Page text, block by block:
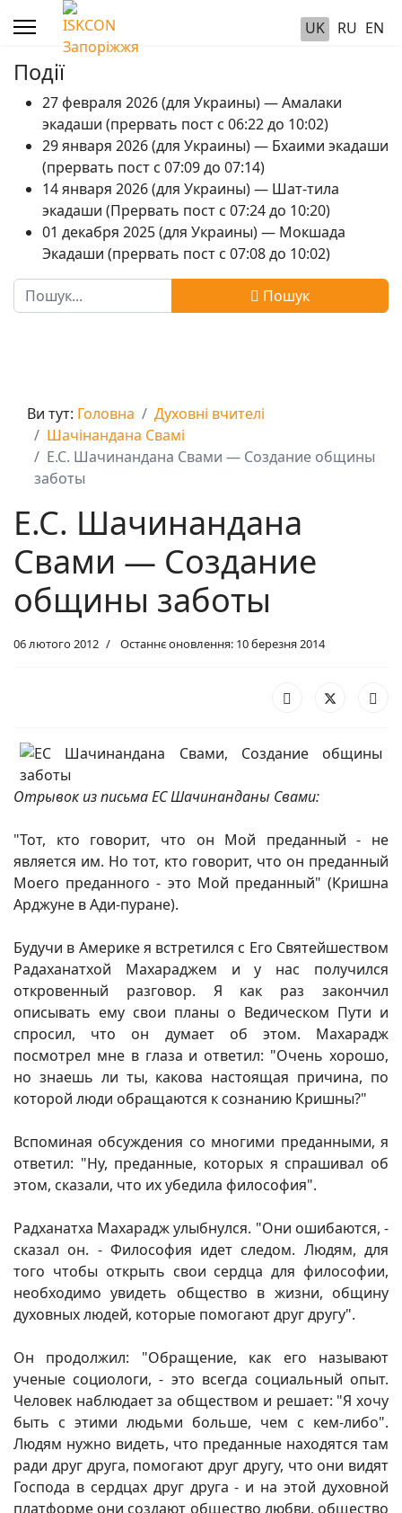
UK RU EN
Події
27 февраля 2026 (для Украины) — Амалаки
экадаши (прервать пост с 06:22 до 10:02)
29 января 2026 (для Украины) — Бхаими экадаши
(прервать пост с 07:09 до 07:14)
14 января 2026 (для Украины) — Шат-тила
экадаши (Прервать пост с 07:24 до 10:20)
01 декабря 2025 (для Украины) — Мокшада
Экадаши (прервать пост с 07:08 до 10:02)
Пошук
Пошук
Ви тут: Головна
Духовні вчителі
Шачінандана Свамі
Е.С. Шачинандана Свами — Создание общины
заботы
Е.С. Шачинандана
Свами — Создание
общины заботы
06 лютого 2012 Останнє оновлення: 10 березня 2014
Отрывок из письма ЕС Шачинанданы Свами:
"Тот, кто говорит, что он Мой преданный - не
является им. Но тот, кто говорит, что он преданный
Моего преданного - это Мой преданный" (Кришна
Арджуне в Ади-пуране).
Будучи в Америке я встретился с Его Святейшеством
Радаханатхой Махараджем и у нас получился
откровенный разговор. Я как раз закончил
описывать ему свои планы о Ведическом Пути и
спросил, что он думает об этом. Махарадж
посмотрел мне в глаза и ответил: "Очень хорошо,
но знаешь ли ты, какова настоящая причина, по
которой люди обращаются к сознанию Кришны?"
Вспоминая обсуждения со многими преданными, я
ответил: "Ну, преданные, которых я спрашивал об
этом, сказали, что их убедила философия".
Радханатха Махарадж улыбнулся. "Они ошибаются, -
сказал он. - Философия идет следом. Людям, для
того чтобы открыть свои сердца для философии,
необходимо увидеть общество в жизни, общину
духовных людей, которые помогают друг другу".
Он продолжил: "Обращение, как его называют
ученые социологи, - это всегда социальный опыт.
Человек наблюдает за обществом и решает: "Я хочу
быть с этими людьми больше, чем с кем-либо".
Людям нужно видеть, что преданные находятся там
ради друг друга, помогают друг другу, что они видят
Господа в сердцах друг друга - и на этой духовной
платформе они создают общество любви, общество